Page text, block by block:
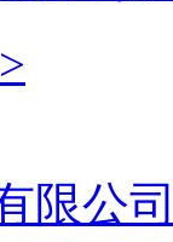
限公